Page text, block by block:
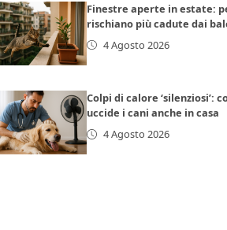
Finestre aperte in estate:
rischiano più cadute dai
4 Agosto 2026
Colpi di calore ‘silenziosi’:
uccide i cani anche in casa
4 Agosto 2026